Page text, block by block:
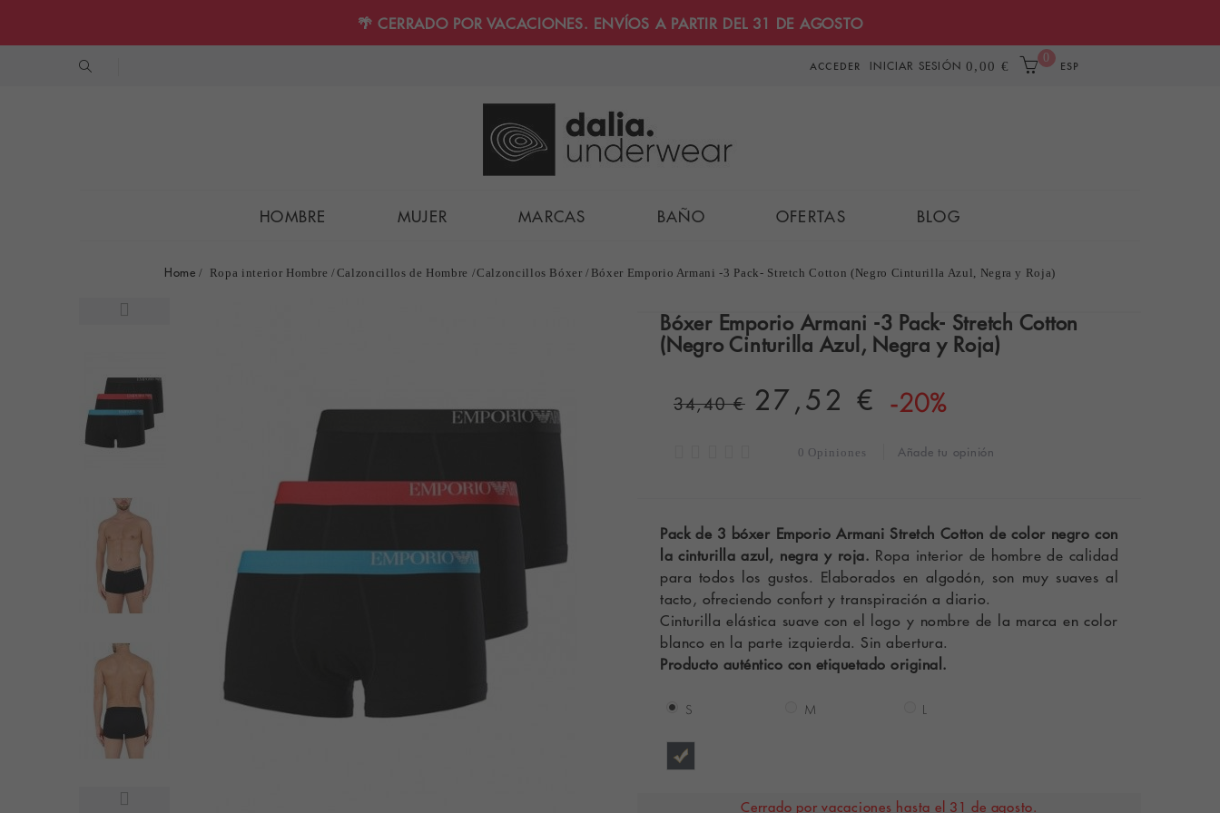
🌴 CERRADO POR VACACIONES. ENVÍOS A PARTIR DEL 31 DE AGOSTO
ACCEDER INICIAR SESIÓN 0,00 €
0
ESP
HOMBRE MUJER MARCAS BAÑO OFERTAS BLOG
Home Ropa interior Hombre Calzoncillos de Hombre Calzoncillos Bóxer Bóxer Emporio Armani -3 Pack- Stretch Cotton (Negro Cinturilla Azul, Negra y Roja)
Bóxer Emporio Armani -3 Pack- Stretch Cotton
(Negro Cinturilla Azul, Negra y Roja)
34,40 € 27,52 € -20%
0 Opiniones Añade tu opinión
Pack de 3 bóxer Emporio Armani Stretch Cotton de color negro con
la cinturilla azul, negra y roja. Ropa interior de hombre de calidad
para todos los gustos. Elaborados en algodón, son muy suaves al
tacto, ofreciendo confort y transpiración a diario.
Cinturilla elástica suave con el logo y nombre de la marca en color
blanco en la parte izquierda. Sin abertura.
Producto auténtico con etiquetado original.
S M L
Cerrado por vacaciones hasta el 31 de agosto.